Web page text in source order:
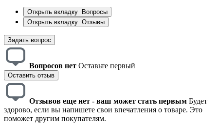
Открыть вкладку
Вопросы
Открыть вкладку Отзывы
Задать вопрос
Вопросов нет Оставьте первый
Оставить отзыв
Отзывов еще нет - ваш может стать первым Будет
здорово, если вы напишете свои впечатления о товаре. Это
поможет другим покупателям.